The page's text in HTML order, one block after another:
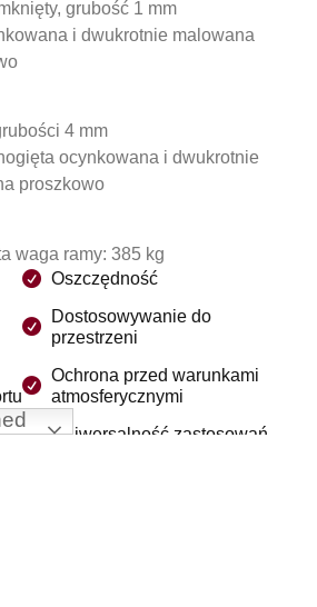
grubość 1 mm
i dwukrotnie malowana
4 mm
ocynkowana i dwukrotnie
proszkowo
waga ramy: 385 kg
Oszczędność
Dostosowywanie do
przestrzeni
Ochrona przed warunkami
atmosferycznymi
Uniwersalność zastosowań